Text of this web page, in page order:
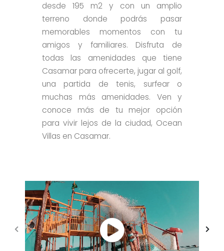
desde 195 m2 y con un amplio
terreno donde podrás pasar
memorables momentos con tu
amigos y familiares. Disfruta de
todas las amenidades que tiene
Casamar para ofrecerte, jugar al golf,
una partida de tenis, surfear o
muchas más amenidades. Ven y
conoce más de tu mejor opción
para vivir lejos de la ciudad, Ocean
Villas en Casamar.